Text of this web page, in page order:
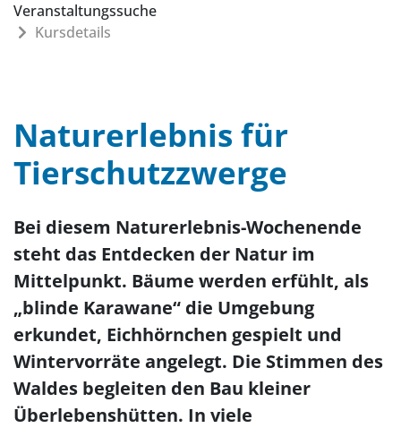
Veranstaltungssuche
Kursdetails
Naturerlebnis für
Tierschutzzwerge
Bei diesem Naturerlebnis-Wochenende
steht das Entdecken der Natur im
Mittelpunkt. Bäume werden erfühlt, als
„blinde Karawane“ die Umgebung
erkundet, Eichhörnchen gespielt und
Wintervorräte angelegt. Die Stimmen des
Waldes begleiten den Bau kleiner
Überlebenshütten. In viele